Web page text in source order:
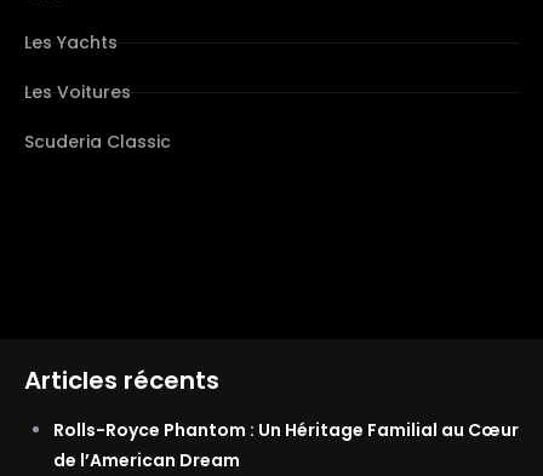
Les Yachts
Les Voitures
Scuderia Classic
Articles récents
Rolls-Royce Phantom : Un Héritage Familial au Cœur
de l’American Dream